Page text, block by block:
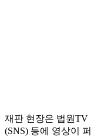
재판 현장은 법원TV
(SNS) 등에 영상이